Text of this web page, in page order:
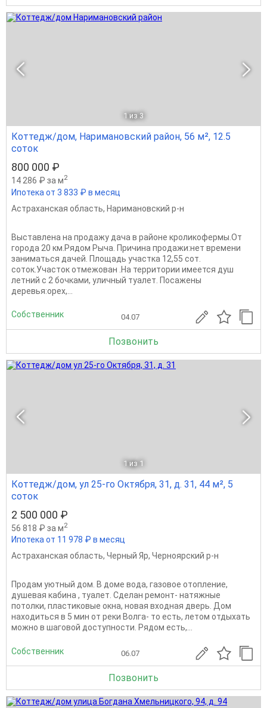
1 из 3
Коттедж/дом, Наримановский район, 56 м², 12.5
соток
800 000 ₽
14 286 ₽ за м2
Ипотека от 3 833 ₽ в месяц
Астраханская область, Наримановский р-н
Выставлена на продажу дача в районе кроликофермы.От
города 20 км.Рядом Рыча. Причина продажи:нет времени
заниматься дачей. Площадь участка 12,55 сот.
соток.Участок отмежован .На территории имеется душ
летний с 2 бочками, уличный туалет. Посажены
деревья:орех,...
Собственник 04.07
Позвонить
1 из 1
Коттедж/дом, ул 25-го Октября, 31, д. 31, 44 м², 5
соток
2 500 000 ₽
56 818 ₽ за м2
Ипотека от 11 978 ₽ в месяц
Астраханская область, Черный Яр, Черноярский р-н
Продам уютный дом. В доме вода, газовое отопление,
душевая кабина , туалет. Сделан ремонт- натяжные
потолки, пластиковые окна, новая входная дверь. Дом
находиться в 5 мин от реки Волга- то есть, летом отдыхать
можно в шаговой доступности. Рядом есть,...
Собственник 06.07
Позвонить